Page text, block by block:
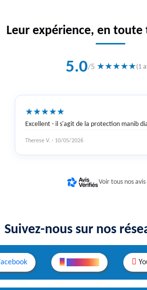
Leur expérience, en toute
5.0/5 ★★★★★(1
★★★★★
Excellent - il s'agit de la protection manib
Therese V. · 10/05/2026
Voir tous nos avis
Suivez-nous sur nos